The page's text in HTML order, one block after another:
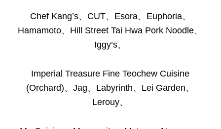
Chef Kang’s、CUT、Esora、Euphoria、
Hamamoto、Hill Street Tai Hwa Pork Noodle、
Iggy’s、
Imperial Treasure Fine Teochew Cuisine
(Orchard)、Jag、Labyrinth、Lei Garden、
Lerouy、